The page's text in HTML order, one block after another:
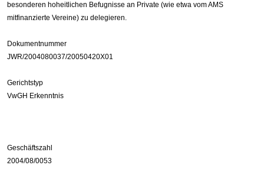
besonderen hoheitlichen Befugnisse an Private (wie etwa vom AMS
mitfinanzierte Vereine) zu delegieren.
Dokumentnummer
JWR/2004080037/20050420X01
Gerichtstyp
VwGH Erkenntnis
Geschäftszahl
2004/08/0053